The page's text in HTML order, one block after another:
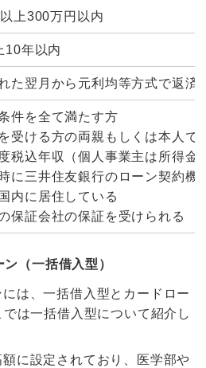
上300万円以内
10年以内
た翌月から元利均等方式で返済
件を全て満たす方
を受ける方の両親もしくは本人
度税込年収（個人事業主は所得
に三井住友銀行のローン契約機
内に居住している
保証会社の保証を受けられる
（一括借入型）
は、一括借入型とカードロー
は一括借入型について紹介し
に設定されており、医学部や